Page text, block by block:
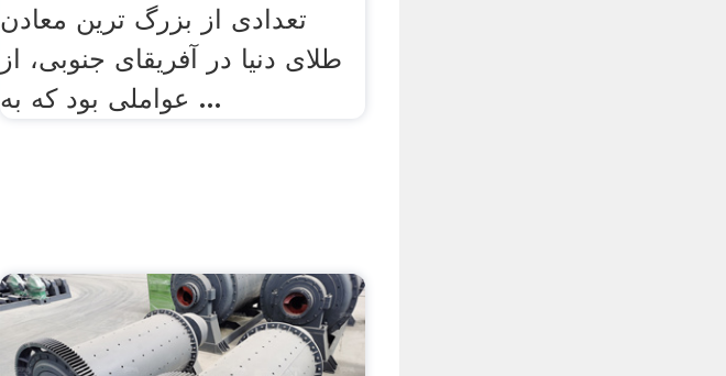
تعدادی از بزرگ ترین معادن
طلای دنیا در آفریقای جنوبی، از
عواملی بود که به ...